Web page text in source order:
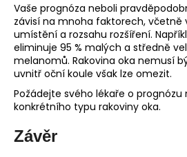
Vaše prognóza neboli
závisí na mnoha faktorech, včetně
umístění a rozsahu rozšíření.
eliminuje 95 % malých a středně
melanomů. Rakovina oka nemusí
uvnitř oční koule však lze omezit.
Požádejte svého lékaře o prognózu
konkrétního typu rakoviny oka.
Závěr